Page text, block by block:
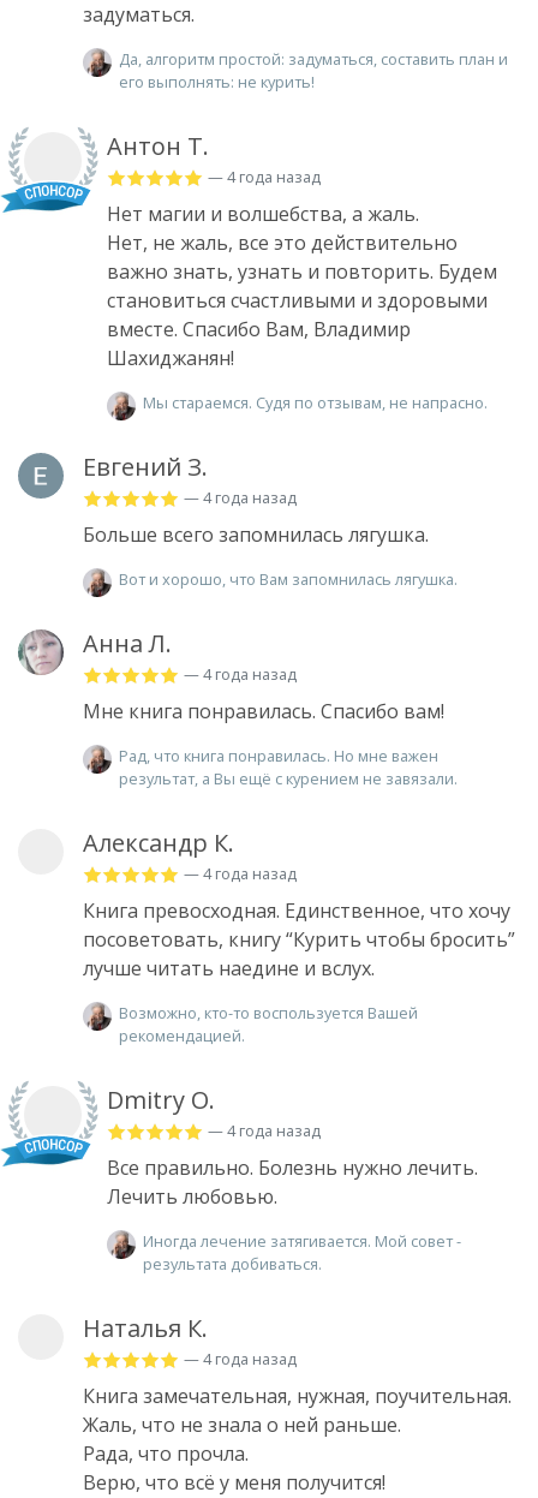
задуматься.
Да, алгоритм простой: задуматься, составить план и
его выполнять: не курить!
Антон Т.
— 4 года назад
Нет магии и волшебства, а жаль.
Нет, не жаль, все это действительно
важно знать, узнать и повторить. Будем
становиться счастливыми и здоровыми
вместе. Спасибо Вам, Владимир
Шахиджанян!
Мы стараемся. Судя по отзывам, не напрасно.
Евгений З.
— 4 года назад
Больше всего запомнилась лягушка.
Вот и хорошо, что Вам запомнилась лягушка.
Анна Л.
— 4 года назад
Мне книга понравилась. Спасибо вам!
Рад, что книга понравилась. Но мне важен
результат, а Вы ещё с курением не завязали.
Александр К.
— 4 года назад
Книга превосходная. Единственное, что хочу
посоветовать, книгу “Курить чтобы бросить”
лучше читать наедине и вслух.
Возможно, кто-то воспользуется Вашей
рекомендацией.
Dmitry O.
— 4 года назад
Все правильно. Болезнь нужно лечить.
Лечить любовью.
Иногда лечение затягивается. Мой совет -
результата добиваться.
Наталья К.
— 4 года назад
Книга замечательная, нужная, поучительная.
Жаль, что не знала о ней раньше.
Рада, что прочла.
Верю, что всё у меня получится!